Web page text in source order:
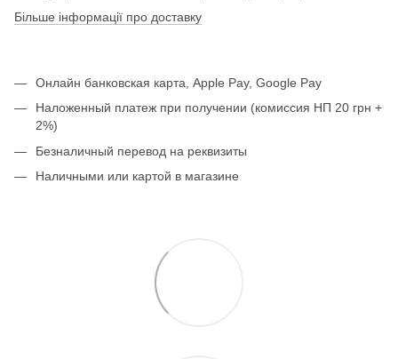
Більше інформації про доставку
Онлайн банковская карта, Apple Pay, Google Pay
Наложенный платеж при получении (комиссия НП 20 грн +
2%)
Безналичный перевод на реквизиты
Наличными или картой в магазине